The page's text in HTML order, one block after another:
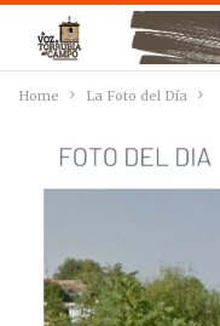
Home La Foto del Día